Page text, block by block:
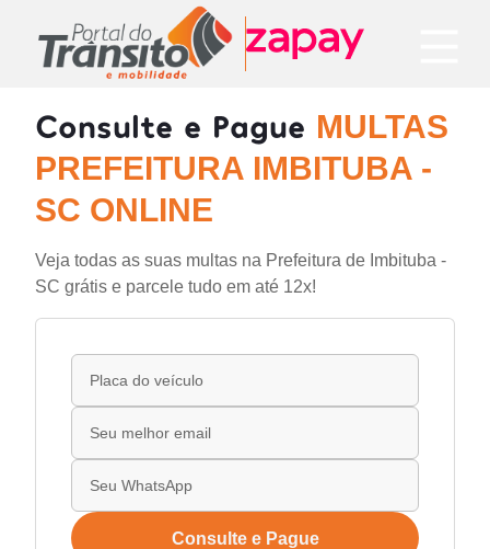
Consulte e Pague MULTAS
PREFEITURA IMBITUBA -
SC ONLINE
Veja todas as suas multas na Prefeitura de Imbituba -
SC grátis e parcele tudo em até 12x!
Consulte e Pague